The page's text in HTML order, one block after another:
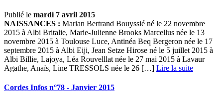
Publié le mardi 7 avril 2015
NAISSANCES : Marian Bertrand Bouyssié né le 22 novembre
2015 à Albi Britalie, Marie-Julienne Brooks Marcellus née le 13
novembre 2015 à Toulouse Luce, Antinéa Beq Bergeron née le 17
septembre 2015 à Albi Eiji, Jean Setze Hirose né le 5 juillet 2015 à
Albi Billie, Lajoya, Léa Rouvelllat née le 27 mai 2015 à Lavaur
Agathe, Anaïs, Line TRESSOLS née le 26 […] ­ Lire la suite
Cordes Infos n°78 - Janvier 2015